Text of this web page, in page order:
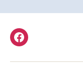
Facebook